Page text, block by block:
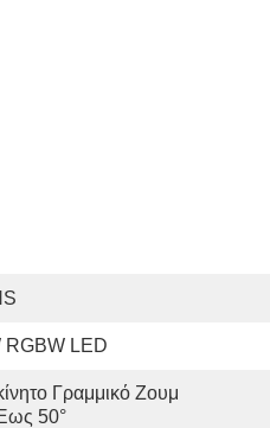
RGBW LED
Γραμμικό Ζουμ
50°